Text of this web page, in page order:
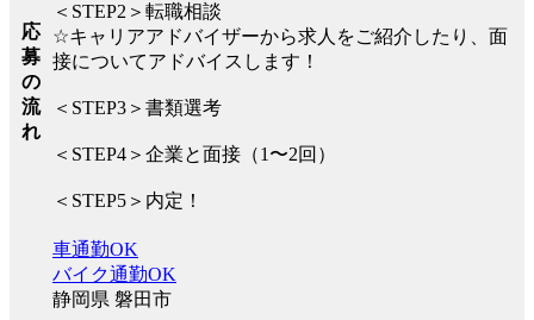
応
募
の
流
れ
＜STEP2＞転職相談
☆キャリアアドバイザーから求人をご紹介したり、面
接についてアドバイスします！
＜STEP3＞書類選考
＜STEP4＞企業と面接（1〜2回）
＜STEP5＞内定！
車通勤OK
バイク通勤OK
静岡県 磐田市